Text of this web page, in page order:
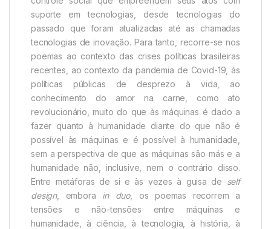
suporte em tecnologias, desde tecnologias do
passado que foram atualizadas até as chamadas
tecnologias de inovação. Para tanto, recorre-se nos
poemas ao contexto das crises políticas brasileiras
recentes, ao contexto da pandemia de Covid-19, às
políticas públicas de desprezo à vida, ao
conhecimento do amor na carne, como ato
revolucionário, muito do que às máquinas é dado a
fazer quanto à humanidade diante do que não é
possível às máquinas e é possível à humanidade,
sem a perspectiva de que as máquinas são más e a
humanidade não, inclusive, nem o contrário disso.
Entre metáforas de si e às vezes à guisa de self
design, embora in duo, os poemas recorrem a
tensões e não-tensões entre máquinas e
humanidade, à ciência, à tecnologia, à história, à